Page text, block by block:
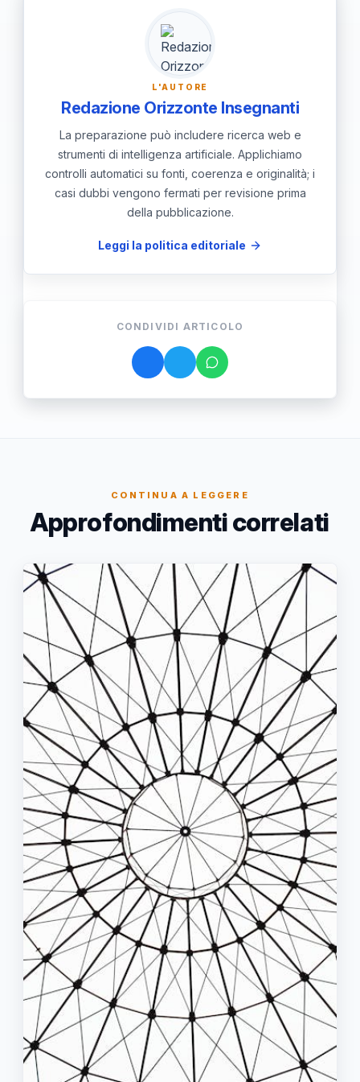
permettono di comprendere come figure
diverse possono essere correlate tra di
L'AUTORE
Redazione Orizzonte Insegnanti
La preparazione può includere ricerca web e
strumenti di intelligenza artificiale. Applichiamo
controlli automatici su fonti, coerenza e originalità; i
casi dubbi vengono fermati per revisione prima
della pubblicazione.
Leggi la politica editoriale
CONDIVIDI ARTICOLO
CONTINUA A LEGGERE
Approfondimenti correlati